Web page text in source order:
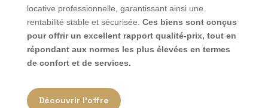
locative professionnelle, garantissant ainsi une
rentabilité stable et sécurisée. Ces biens sont conçus
pour offrir un excellent rapport qualité-prix, tout en
répondant aux normes les plus élevées en termes
de confort et de services.
Découvrir l'offre